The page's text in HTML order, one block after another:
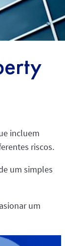
incluem
riscos.
um simples
um